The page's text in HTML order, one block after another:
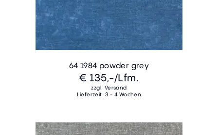
64 1984 powder grey
€ 135,-/Lfm.
zzgl. Versand
Lieferzeit: 3 - 4 Wochen